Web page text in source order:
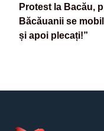
Protest la Bacău,
Băcăuanii se
și apoi plecați!”